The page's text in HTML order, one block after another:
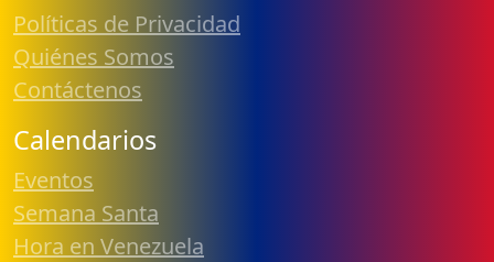
Políticas de Privacidad
Quiénes Somos
Contáctenos
Calendarios
Eventos
Semana Santa
Hora en Venezuela